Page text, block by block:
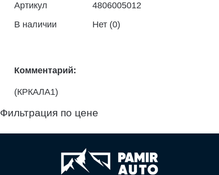
Артикул
4806005012
В наличии
Нет (0)
Комментарий:
(КРКАЛА1)
Фильтрация по цене